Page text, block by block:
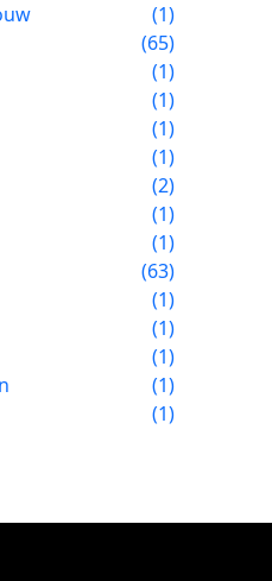
(1)
(65)
(1)
(1)
(1)
(1)
(2)
(1)
(1)
(63)
(1)
(1)
(1)
(1)
(1)